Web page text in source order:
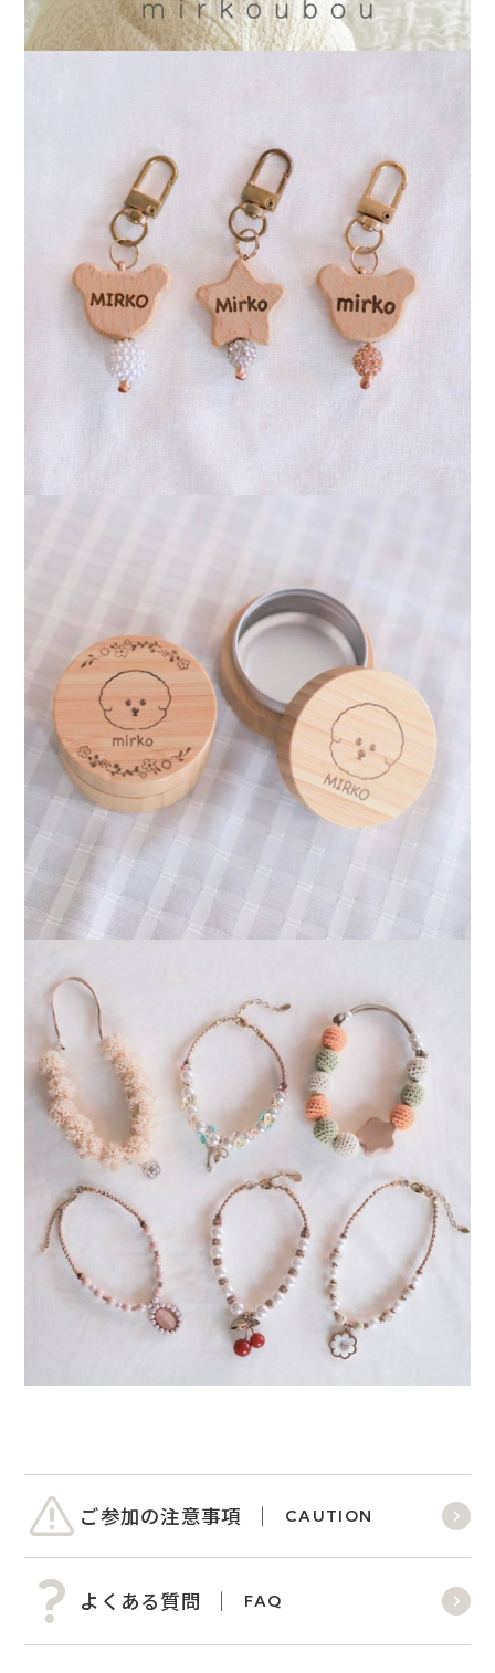
ご参加の注意事項 CAUTION
よくある質問 FAQ